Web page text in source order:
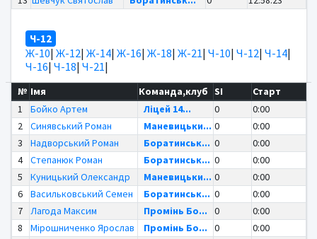
Ч-12
Ж-10| Ж-12| Ж-14| Ж-16| Ж-18| Ж-21| Ч-10| Ч-12| Ч-14|
Ч-16| Ч-18| Ч-21|
№ Імя Команда,клуб SI
Старт
1
Бойко Артем Ліцей 14... 0
0:00
2
Синявський Роман Маневицьки... 0
0:00
3
Надворський Роман Боратинськ... 0
0:00
4
Степанюк Роман Боратинськ... 0
0:00
5
Куницький Олександр Маневицьки... 0
0:00
6
Васильковський Семен Боратинськ... 0
0:00
7
Лагода Максим Промінь Бо... 0
0:00
8
Мірошниченко Ярослав Промінь Бо... 0
0:00